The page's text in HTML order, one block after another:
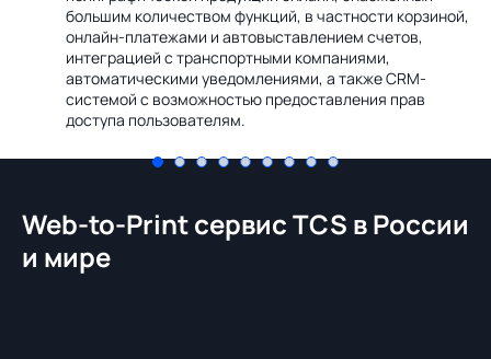
большим количеством функций, в частности корзиной,
онлайн-платежами и автовыставлением счетов,
интеграцией с транспортными компаниями,
автоматическими уведомлениями, а также CRM-
системой с возможностью предоставления прав
доступа пользователям.
Web-to-Print сервис TCS в России
и мире